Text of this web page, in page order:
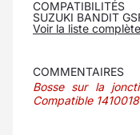
COMPATIBILITÉS
SUZUKI BANDIT
Voir la liste complète
COMMENTAIRES
Bosse sur la
Compatible